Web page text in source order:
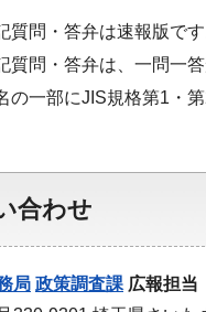
質問・答弁は速報版です
質問・答弁は、一問一
の一部にJIS規格第1・
合わせ
局 政策調査課 広報担当